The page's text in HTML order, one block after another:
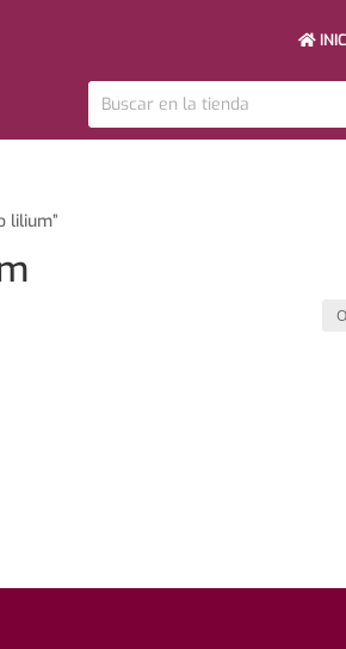
lilium”